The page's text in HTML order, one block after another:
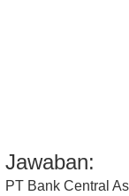
Jawaban:
PT Bank Central